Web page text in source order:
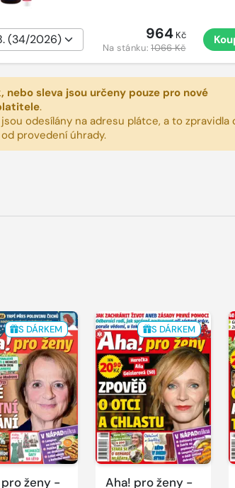
964Kč
Na stánku:1066 Kč
nebo sleva jsou určeny pouze pro nové
.
odesílány na adresu plátce, a to zpravidla
provedení úhrady.
S DÁRKEM
ženy -
S DÁRKEM
Aha! pro ženy -